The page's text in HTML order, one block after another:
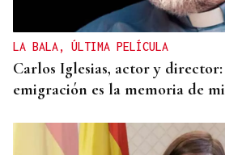
LA BALA, ÚLTIMA PELÍCULA
Carlos Iglesias, actor y
emigración es la memoria de